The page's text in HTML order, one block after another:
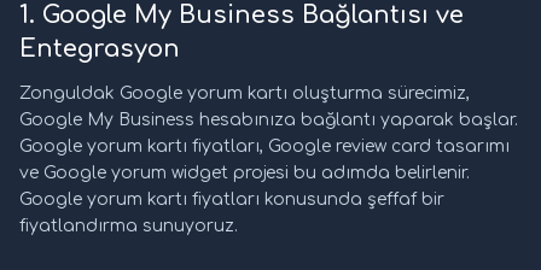
1. Google My Business Bağlantısı ve
Entegrasyon
Zonguldak Google yorum kartı oluşturma sürecimiz,
Google My Business hesabınıza bağlantı yaparak başlar.
Google yorum kartı fiyatları, Google review card tasarımı
ve Google yorum widget projesi bu adımda belirlenir.
Google yorum kartı fiyatları konusunda şeffaf bir
fiyatlandırma sunuyoruz.